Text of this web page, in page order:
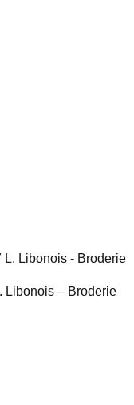
Libonois – Broderie